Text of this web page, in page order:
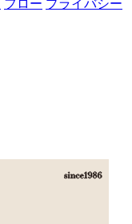
フロー プライバシー